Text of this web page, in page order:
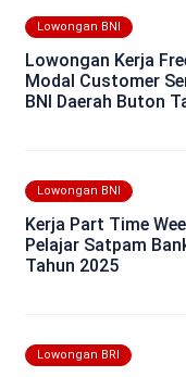
Lowongan BNI
Lowongan Kerja
Modal Customer
BNI Daerah Buton
Lowongan BNI
Kerja Part Time
Pelajar Satpam
Tahun 2025
Lowongan BRI